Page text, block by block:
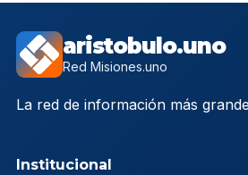
aristobulo.uno
Red Misiones.uno
La red de información más
Institucional